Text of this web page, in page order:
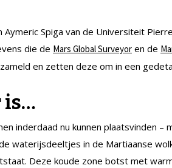
Spiga van de Universiteit
die de Mars Global Surveyor en de
en zetten deze om in een
is…
inderdaad nu kunnen plaatsvinden –
waterijsdeeltjes in de Martiaanse
Deze koude zone botst met